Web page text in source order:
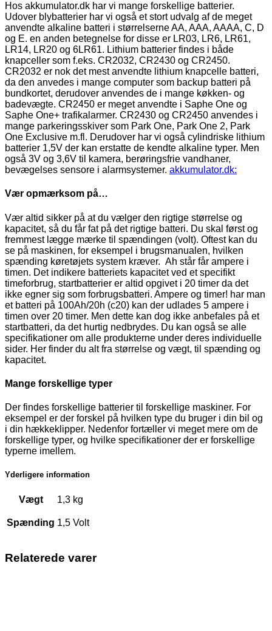
Hos akkumulator.dk har vi mange forskellige batterier.
Udover blybatterier har vi også et stort udvalg af de meget
anvendte alkaline batteri i størrelserne AA, AAA, AAAA, C, D
og E. en anden betegnelse for disse er LR03, LR6, LR61,
LR14, LR20 og 6LR61. Lithium batterier findes i både
knapceller som f.eks. CR2032, CR2430 og CR2450.
CR2032 er nok det mest anvendte lithium knapcelle batteri,
da den anvedes i mange computer som backup batteri på
bundkortet, derudover anvendes de i mange køkken- og
badevægte. CR2450 er meget anvendte i Saphe One og
Saphe One+ trafikalarmer. CR2430 og CR2450 anvendes i
mange parkeringsskiver som Park One, Park One 2, Park
One Exclusive m.fl. Derudover har vi også cylindriske lithium
batterier 1,5V der kan erstatte de kendte alkaline typer. Men
også 3V og 3,6V til kamera, berøringsfrie vandhaner,
bevægelses sensore i alarmsystemer. akkumulator.dk:
Vær opmærksom på…
Vær altid sikker på at du vælger den rigtige størrelse og
kapacitet, så du får fat på det rigtige batteri. Du skal først og
fremmest lægge mærke til spændingen (volt). Oftest kan du
se på maskinen, for eksempel i brugsmanualen, hvilken
spænding køretøjets system kræver. Ah står får ampere i
timen. Det indikere batteriets kapacitet ved et specifikt
timeforbrug, startbatterier er altid opgivet i 20 timer da det
ikke egner sig som forbrugsbatteri. Ampere og timer! har man
et batteri på 100Ah/20h (c20) kan der udlades 5 ampere i
timen over 20 timer. Men dette kan dog ikke anbefales på et
startbatteri, da det hurtig nedbrydes. Du kan også se alle
specifikationer om alle produkterne under deres individuelle
sider. Her finder du alt fra størrelse og vægt, til spænding og
kapacitet.
Mange forskellige typer
Der findes forskellige batterier til forskellige maskiner. For
eksempel er der forskel på hvilken type du bruger i din bil og
i din hækkeklipper. Nedenfor fortæller vi meget mere om de
forskellige typer, og hvilke specifikationer der er forskellige
typerne imellem.
Yderligere information
Vægt 1,3 kg
Spænding 1,5 Volt
Relaterede varer